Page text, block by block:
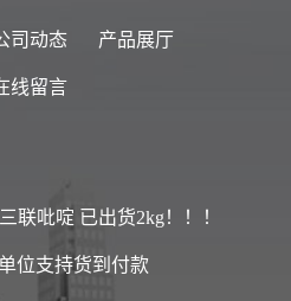
司动态 产品展厅
线留言
联吡啶 已出货2kg！！！
位支持货到付款